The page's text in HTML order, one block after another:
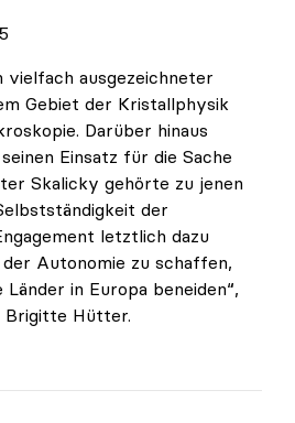
ausgezeichneter
Gebiet der Kristallphysik
Darüber hinaus
Einsatz für die Sache
Skalicky gehörte zu jenen
der
letztlich dazu
Autonomie zu schaffen,
in Europa beneiden“,
Brigitte Hütter.
Präsidenten Peter